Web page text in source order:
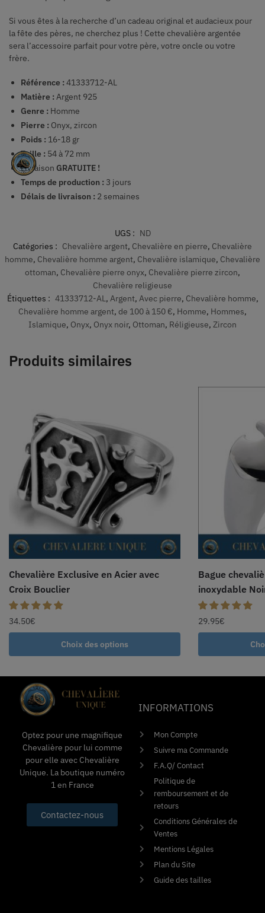
Si vous êtes à la recherche d’un cadeau original et audacieux pour
la fête des pères, ne cherchez plus ! Cette chevalière argentée
sera l’accessoire parfait pour votre père, votre oncle ou votre
frère.
Référence :41333712-AL
Matière :Argent 925
Genre : Homme
Pierre : Onyx, zircon
Poids : 16-18 gr
Taille : 54 à 72 mm
Livraison GRATUITE !
Temps de production : 3 jours
Délais de livraison : 2 semaines
UGS : ND
Catégories : Chevalière argent, Chevalière en pierre, Chevalière
homme, Chevalière homme argent, Chevalière islamique, Chevalière
ottoman, Chevalière pierre onyx, Chevalière pierre zircon,
Chevalière religieuse
Étiquettes : 41333712-AL , Argent, Avec pierre, Chevalière homme,
Chevalière homme argent, de 100 à 150 €, Homme, Hommes,
Islamique, Onyx, Onyx noir, Ottoman, Réligieuse, Zircon
Produits similaires
Chevalière Exclusive en Acier avec
Croix Bouclier
34.50€
Choix des options
Bague
inoxydable
29.95€
Optez pour une magnifique
Chevalière pour lui comme
pour elle avec Chevalière
Unique. La boutique numéro
1 en France
Contactez-nous
INFORMATIONS
Mon Compte
Suivre ma Commande
F.A.Q/ Contact
Politique de
remboursement et de
retours
Conditions Générales de
Ventes
Mentions Légales
Plan du Site
Guide des tailles